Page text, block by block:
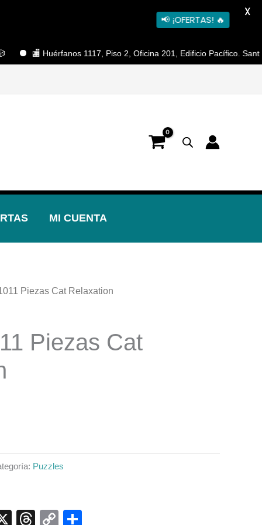
🏬 Huérfanos 1117, Piso 2, Oficina 201, Edificio Pacífico. Santiago
MI CUENTA
Piezas Cat Relaxation
Piezas Cat
Puzzles
X Threads
Copy
📢 ¡OFERTAS! 🔥
X